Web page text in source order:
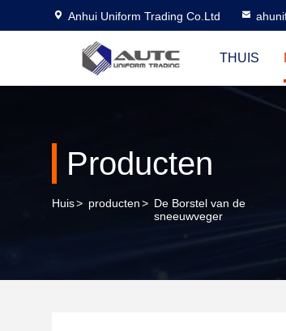
Anhui Uniform Trading Co.Ltd
THUIS
Producten
Huis> producten> De Borstel van de
sneeuwveger